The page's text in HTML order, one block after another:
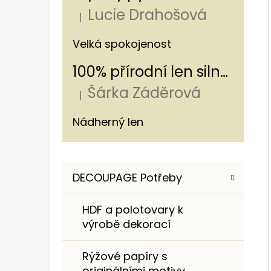
Hodnocení produktu je 5 z 5
| Lucie Drahošová
Velká spokojenost
100% přírodní len silný - s pruhem 320g/m
Hodnocení produktu je 5 z 5
| Šárka Záděrová
Nádherný len
Přeskočit
kategorie
T
O
DECOUPAGE Potřeby
HDF a polotovary k
výrobě dekorací
Rýžové papíry s
100% PŘÍRODNÍ LEN S LUČNÍM KVÍTÍM A
MÁKY 240 G/M²
220 Kč